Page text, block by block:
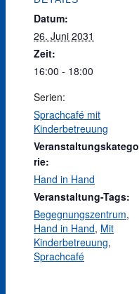
Datum:
26. Juni 2031
Zeit:
16:00 - 18:00
Serien:
Sprachcafé mit
Kinderbetreuung
Veranstaltungskatego
rie:
Hand in Hand
Veranstaltung-Tags:
Begegnungszentrum,
Hand in Hand, Mit
Kinderbetreuung,
Sprachcafé